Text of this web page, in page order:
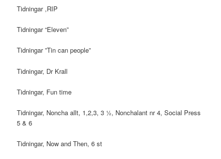
Tidningar ,RIP
Tidningar “Eleven”
Tidningar ”Tin can people”
Tidningar, Dr Krall
Tidningar, Fun time
Tidningar, Noncha allt, 1,2,3, 3 ½, Nonchalant nr 4, Social Press
5 & 6
Tidningar, Now and Then, 6 st